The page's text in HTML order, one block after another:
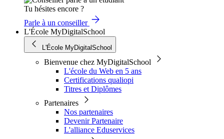
Tu hésites encore ?
Parle à un conseiller
L'École MyDigitalSchool
L'École MyDigitalSchool
Bienvenue chez MyDigitalSchool
L'école du Web en 5 ans
Certifications qualiopi
Titres et Diplômes
Partenaires
Nos partenaires
Devenir Partenaire
L'alliance Eduservices